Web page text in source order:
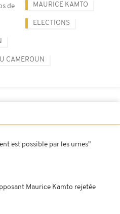
de MAURICE KAMTO
ELECTIONS
CAMEROUN
est possible par les urnes"
Maurice Kamto rejetée